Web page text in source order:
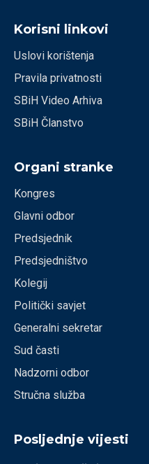
Korisni linkovi
Uslovi korištenja
Pravila privatnosti
SBiH Video Arhiva
SBiH Članstvo
Organi stranke
Kongres
Glavni odbor
Predsjednik
Predsjedništvo
Kolegij
Politički savjet
Generalni sekretar
Sud časti
Nadzorni odbor
Stručna služba
Posljednje vijesti